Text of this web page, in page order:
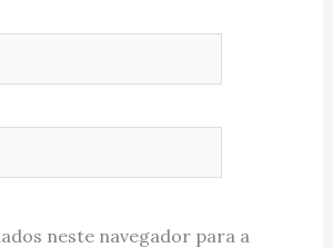
neste navegador para a